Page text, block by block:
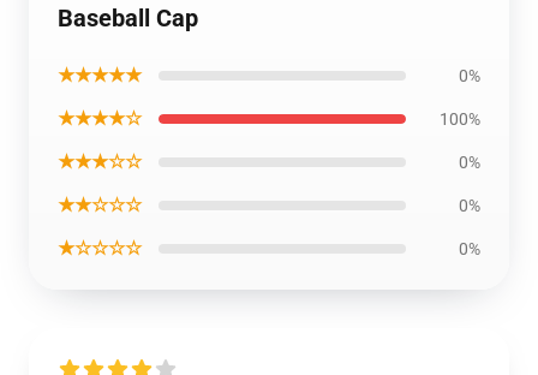
Baseball Cap
★★★★★ 0%
★★★★☆ 100%
★★★☆☆ 0%
★★☆☆☆ 0%
★☆☆☆☆ 0%